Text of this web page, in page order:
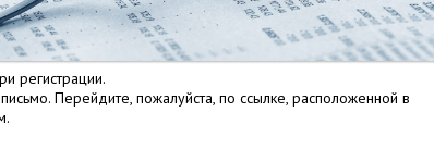
регистрации.
Перейдите, пожалуйста, по ссылке, расположенной в